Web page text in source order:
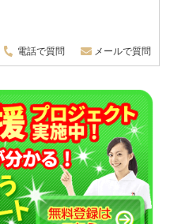
電話で質問 メールで質問